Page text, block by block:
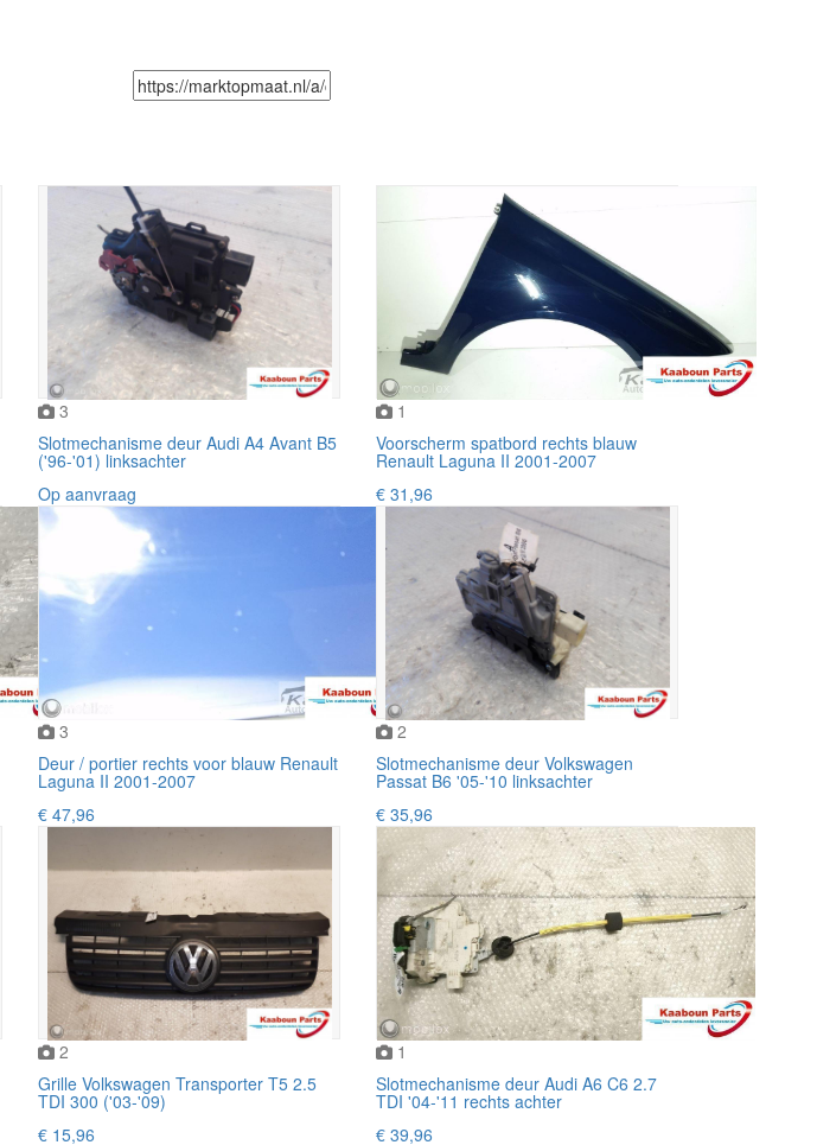
3
Slotmechanisme deur Audi A4 Avant B5
('96-'01) linksachter
Op aanvraag
1
Voorscherm spatbord rechts blauw
Renault Laguna II 2001-2007
€ 31,96
3
Deur / portier rechts voor blauw Renault
Laguna II 2001-2007
€ 47,96
2
Slotmechanisme deur Volkswagen
Passat B6 '05-'10 linksachter
€ 35,96
2
Grille Volkswagen Transporter T5 2.5
TDI 300 ('03-'09)
€ 15,96
1
Slotmechanisme deur Audi A6 C6 2.7
TDI '04-'11 rechts achter
€ 39,96